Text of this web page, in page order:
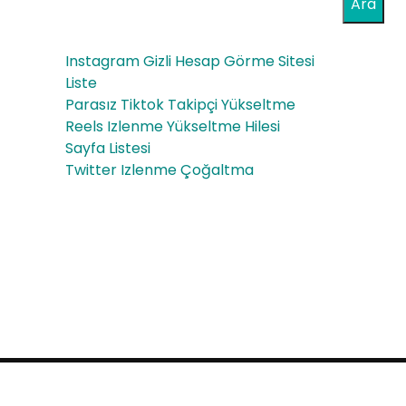
Uyg
Fiy
Ara
Instagram Gizli Hesap Görme Sitesi
Liste
Parasız Tiktok Takipçi Yükseltme
Reels Izlenme Yükseltme Hilesi
Sayfa Listesi
Twitter Izlenme Çoğaltma